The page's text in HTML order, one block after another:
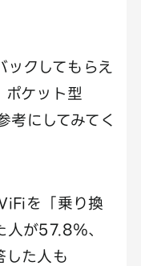
クしてもらえ
ポケット型
にしてみてく
を「乗り換
人が57.8％、
した人も